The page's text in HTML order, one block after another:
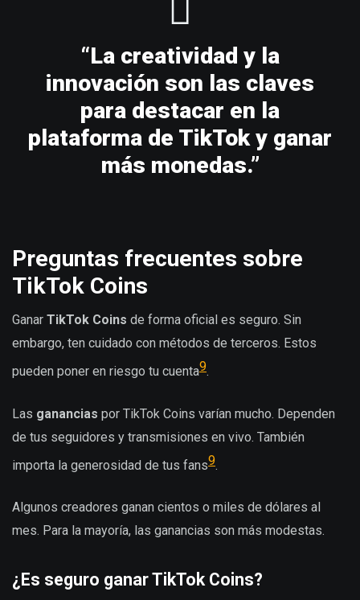
“La creatividad y la
innovación son las claves
para destacar en la
plataforma de TikTok y ganar
más monedas.”
Preguntas frecuentes sobre
TikTok Coins
Ganar TikTok Coins de forma oficial es seguro. Sin
embargo, ten cuidado con métodos de terceros. Estos
pueden poner en riesgo tu cuenta9.
Las ganancias por TikTok Coins varían mucho. Dependen
de tus seguidores y transmisiones en vivo. También
importa la generosidad de tus fans9.
Algunos creadores ganan cientos o miles de dólares al
mes. Para la mayoría, las ganancias son más modestas.
¿Es seguro ganar TikTok Coins?